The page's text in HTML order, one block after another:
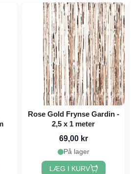
Rose Gold Frynse Gardin -
2,5 x 1 meter
69,00 kr
På lager
LÆG I KURV